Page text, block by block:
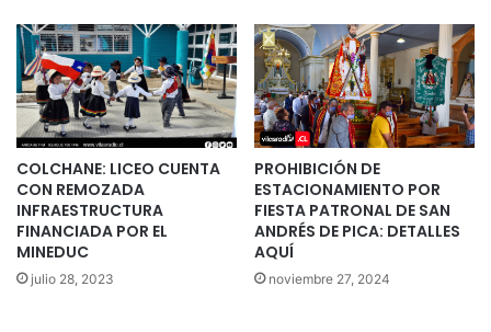
COLCHANE: LICEO CUENTA
CON REMOZADA
INFRAESTRUCTURA
FINANCIADA POR EL
MINEDUC
julio 28, 2023
PROHIBICIÓN DE
ESTACIONAMIENTO POR
FIESTA PATRONAL DE SAN
ANDRÉS DE PICA: DETALLES
AQUÍ
noviembre 27, 2024